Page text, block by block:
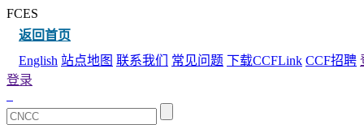
FCES
返回首页
English 站点地图 联系我们 常见问题 下载CCFLink CCF招聘
登录